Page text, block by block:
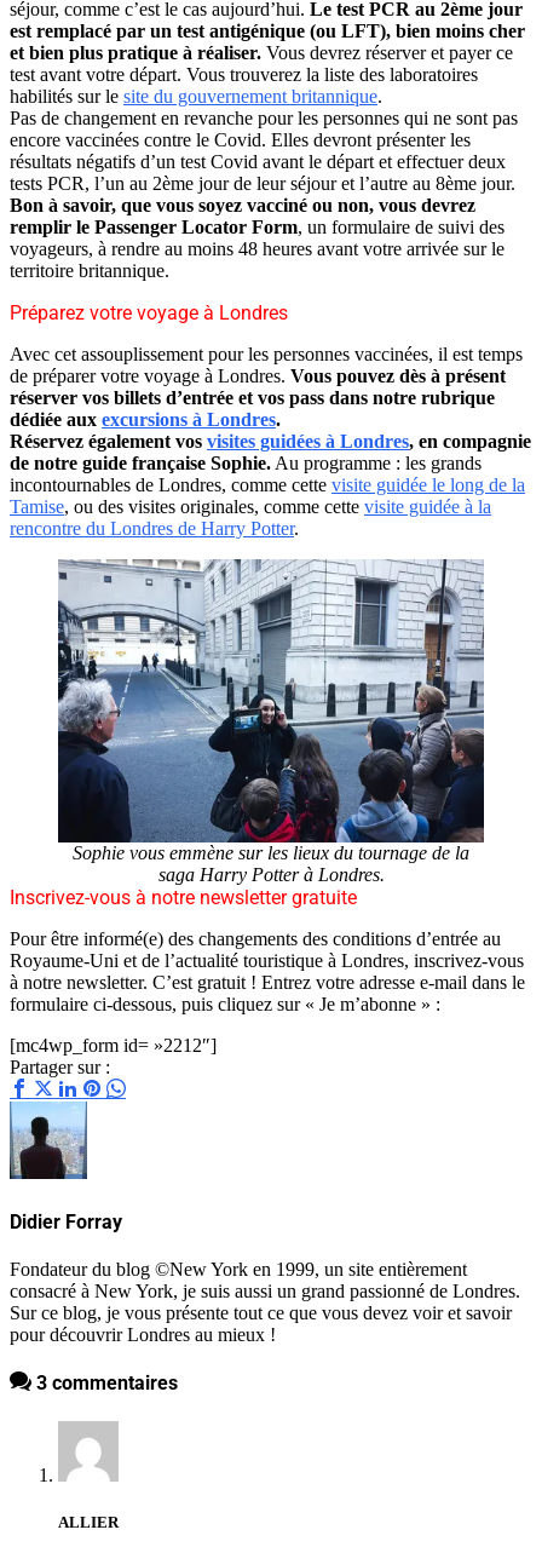
séjour, comme c’est le cas aujourd’hui. Le test PCR au 2ème jour
est remplacé par un test antigénique (ou LFT), bien moins cher
et bien plus pratique à réaliser. Vous devrez réserver et payer ce
test avant votre départ. Vous trouverez la liste des laboratoires
habilités sur le site du gouvernement britannique.
Pas de changement en revanche pour les personnes qui ne sont pas
encore vaccinées contre le Covid. Elles devront présenter les
résultats négatifs d’un test Covid avant le départ et effectuer deux
tests PCR, l’un au 2ème jour de leur séjour et l’autre au 8ème jour.
Bon à savoir, que vous soyez vacciné ou non, vous devrez
remplir le Passenger Locator Form, un formulaire de suivi des
voyageurs, à rendre au moins 48 heures avant votre arrivée sur le
territoire britannique.
Préparez votre voyage à Londres
Avec cet assouplissement pour les personnes vaccinées, il est temps
de préparer votre voyage à Londres. Vous pouvez dès à présent
réserver vos billets d’entrée et vos pass dans notre rubrique
dédiée aux excursions à Londres.
Réservez également vos visites guidées à Londres, en compagnie
de notre guide française Sophie. Au programme : les grands
incontournables de Londres, comme cette visite guidée le long de la
Tamise, ou des visites originales, comme cette visite guidée à la
rencontre du Londres de Harry Potter.
Sophie vous emmène sur les lieux du tournage de la
saga Harry Potter à Londres.
Inscrivez-vous à notre newsletter gratuite
Pour être informé(e) des changements des conditions d’entrée au
Royaume-Uni et de l’actualité touristique à Londres, inscrivez-vous
à notre newsletter. C’est gratuit ! Entrez votre adresse e-mail dans le
formulaire ci-dessous, puis cliquez sur « Je m’abonne » :
[mc4wp_form id= »2212″]
Partager sur :
Didier Forray
Fondateur du blog ©New York en 1999, un site entièrement
consacré à New York, je suis aussi un grand passionné de Londres.
Sur ce blog, je vous présente tout ce que vous devez voir et savoir
pour découvrir Londres au mieux !
3 commentaires
ALLIER